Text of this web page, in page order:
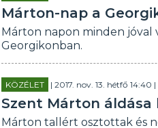
Márton-nap a
Márton napon minden jóval
Georgikonban.
KÖZÉLET | 2017. nov. 13. hétfő 14:40 |
Szent Márton
Márton tallért osztottak és